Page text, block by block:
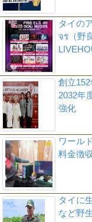
タイの
จร（野
創立
2032年
強化
ワール
料金徴
タイに
など野